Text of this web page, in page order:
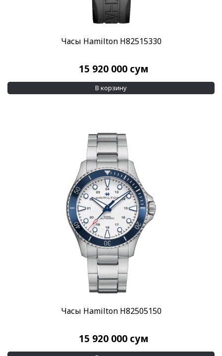
Часы Hamilton H82515330
15 920 000 сум
В корзину
Часы Hamilton H82505150
15 920 000 сум